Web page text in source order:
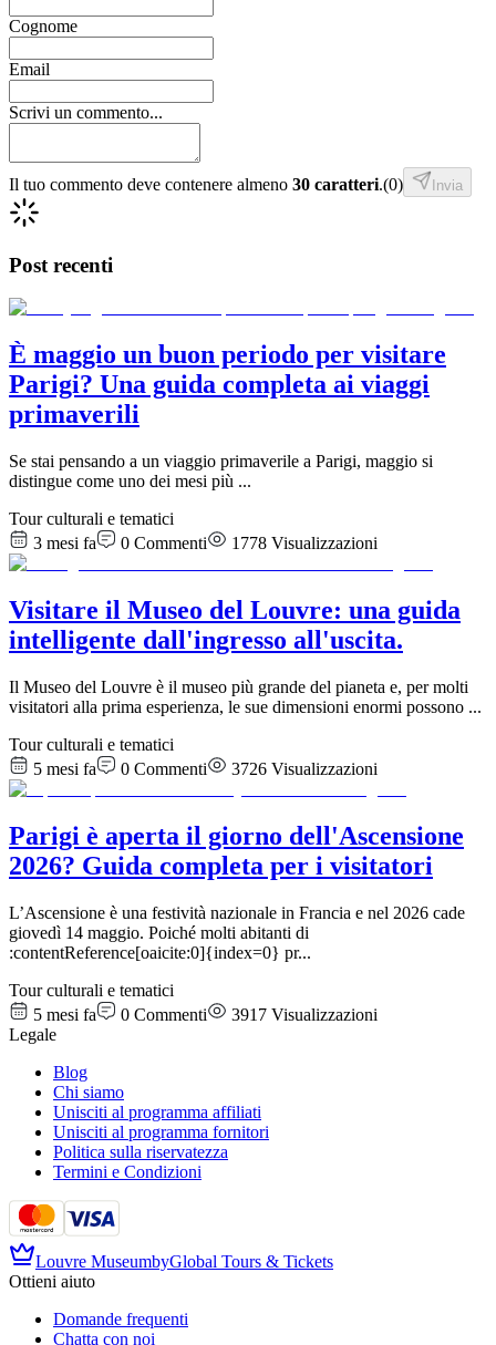
Cognome
Email
Scrivi un commento...
Il tuo commento deve contenere almeno 30 caratteri.(0) Invia
Post recenti
È maggio un buon periodo per visitare
Parigi? Una guida completa ai viaggi
primaverili
Se stai pensando a un viaggio primaverile a Parigi, maggio si
distingue come uno dei mesi più ...
Tour culturali e tematici
3 mesi fa
0 Commenti 1778 Visualizzazioni
Visitare il Museo del Louvre: una guida
intelligente dall'ingresso all'uscita.
Il Museo del Louvre è il museo più grande del pianeta e, per molti
visitatori alla prima esperienza, le sue dimensioni enormi possono ...
Tour culturali e tematici
5 mesi fa
0 Commenti 3726 Visualizzazioni
Parigi è aperta il giorno dell'Ascensione
2026? Guida completa per i visitatori
L’Ascensione è una festività nazionale in Francia e nel 2026 cade
giovedì 14 maggio. Poiché molti abitanti di
:contentReference[oaicite:0]{index=0} pr...
Tour culturali e tematici
5 mesi fa
0 Commenti 3917 Visualizzazioni
Legale
Blog
Chi siamo
Unisciti al programma affiliati
Unisciti al programma fornitori
Politica sulla riservatezza
Termini e Condizioni
Louvre MuseumbyGlobal Tours & Tickets
Ottieni aiuto
Domande frequenti
Chatta con noi